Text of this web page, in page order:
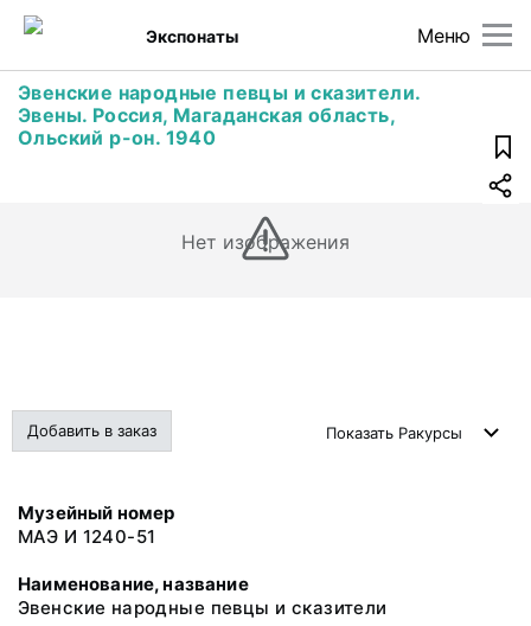
Меню
Экспонаты
Эвенские народные певцы и сказители.
Эвены. Россия, Магаданская область,
Ольский р-он. 1940
Нет изображения
Добавить в заказ Показать Ракурсы
Музейный номер
МАЭ И 1240-51
Наименование, название
Эвенские народные певцы и сказители